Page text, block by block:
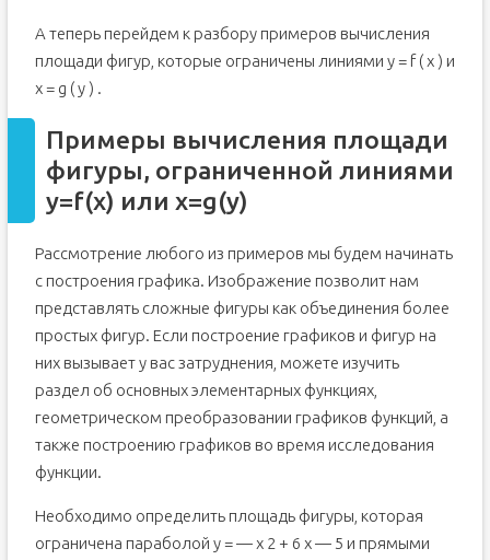
А теперь перейдем к разбору примеров вычисления
площади фигур, которые ограничены линиями y = f ( x ) и
x = g ( y ) .
Примеры вычисления площади
фигуры, ограниченной линиями
y=f(x) или x=g(y)
Рассмотрение любого из примеров мы будем начинать
с построения графика. Изображение позволит нам
представлять сложные фигуры как объединения более
простых фигур. Если построение графиков и фигур на
них вызывает у вас затруднения, можете изучить
раздел об основных элементарных функциях,
геометрическом преобразовании графиков функций, а
также построению графиков во время исследования
функции.
Необходимо определить площадь фигуры, которая
ограничена параболой y = — x 2 + 6 x — 5 и прямыми